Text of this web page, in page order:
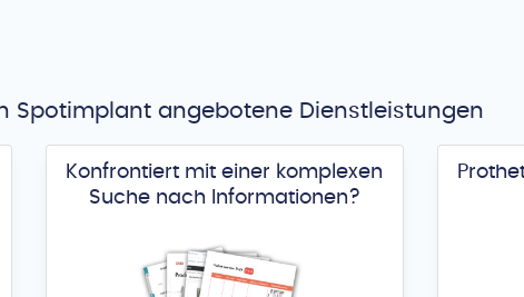
Spotimplant angebotene Dienstleistungen
Konfrontiert mit einer komplexen
Suche nach Informationen?